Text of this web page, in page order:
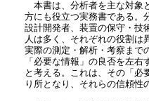
本書は、分析者を主な対象
方にも役立つ実務書である。
設計開発者、装置の保守・技
人は多く、それぞれの役割は
実際の測定・解析・考察まで
「必要な情報」の良否を左
と考える。これは、その「必
り所となり、それらの信頼性